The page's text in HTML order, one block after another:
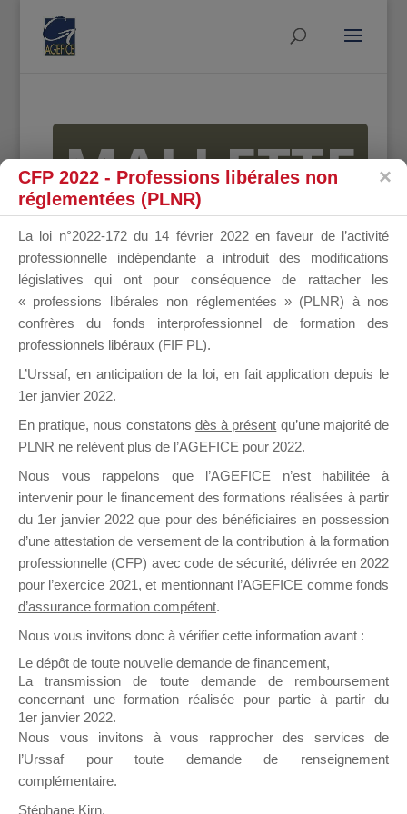
MALLETTE
DU
DIRIGEANT
il y a un mois
Ce groupe est destiné aux Organismes de
Formation qui souhaitent répondre à l’Appel à
Propositions Mallette du Dirigeant.
Ce groupe propose un forum dédié au support
sur lequel il est possible de laisser un message
ou poser une question.
NB : Il est nécessaire d’être
pouvoir rejoindre ce groupe
CFP 2022 - Professions libérales non
réglementées (PLNR)
La loi n°2022-172 du 14 février 2022 en faveur de l’activité
professionnelle indépendante a introduit des modifications
législatives qui ont pour conséquence de rattacher les
« professions libérales non réglementées » (PLNR) à nos
confrères du fonds interprofessionnel de formation des
professionnels libéraux (FIF PL).
L’Urssaf, en anticipation de la loi, en fait application depuis le
1er janvier 2022.
En pratique, nous constatons dès à présent qu’une majorité de
PLNR ne relèvent plus de l’AGEFICE pour 2022.
Nous vous rappelons que l’AGEFICE n’est habilitée à
intervenir pour le financement des formations réalisées à partir
du 1er janvier 2022 que pour des bénéficiaires en possession
d’une attestation de versement de la contribution à la formation
professionnelle (CFP) avec code de sécurité, délivrée en 2022
pour l’exercice 2021, et mentionnant l’AGEFICE comme fonds
d’assurance formation compétent.
Nous vous invitons donc à vérifier cette information avant :
Le dépôt de toute nouvelle demande de financement,
La transmission de toute demande de remboursement
concernant une formation réalisée pour partie à partir du
1er janvier 2022.
Nous vous invitons à vous rapprocher des services de
l’Urssaf pour toute demande de renseignement
complémentaire.
Stéphane Kirn,